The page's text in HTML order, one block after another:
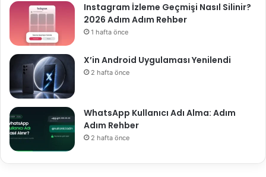
Instagram İzleme Geçmişi Nasıl Silinir?
2026 Adım Adım Rehber
1 hafta önce
X’in Android Uygulaması Yenilendi
2 hafta önce
WhatsApp Kullanıcı Adı Alma: Adım
Adım Rehber
2 hafta önce